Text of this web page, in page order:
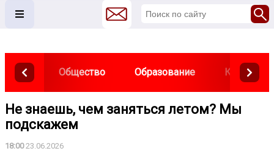
Общество Образование Культура
Не знаешь, чем заняться летом? Мы
подскажем
18:0023.06.2026